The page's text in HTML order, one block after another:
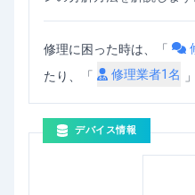
修理に困った時は、「
たり、「
修理業者1名
デバイス情報